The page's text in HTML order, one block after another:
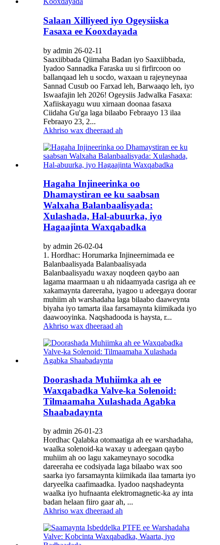
Salaan Xilliyeed iyo Ogeysiiska
Fasaxa ee Kooxdayada
by admin 26-02-11
Saaxiibbada Qiimaha Badan iyo Saaxiibbada,
Iyadoo Sannadka Faraska uu si firfircoon oo
ballanqaad leh u socdo, waxaan u rajeyneynaa
Sannad Cusub oo Farxad leh, Barwaaqo leh, iyo
Iswaafajin leh 2026! Ogeysiis Jadwalka Fasaxa:
Xafiiskayagu wuu xirnaan doonaa fasaxa
Ciidaha Gu'ga laga bilaabo Febraayo 13 ilaa
Febraayo 23, 2...
Akhriso wax dheeraad ah
Hagaha Injineerinka oo
Dhamaystiran ee ku saabsan
Walxaha Balanbaalisyada:
Xulashada, Hal-abuurka, iyo
Hagaajinta Waxqabadka
by admin 26-02-04
1. Hordhac: Horumarka Injineernimada ee
Balanbaalisyada Balanbaalisyada ​
Balanbaalisyadu waxay noqdeen qaybo aan
lagama maarmaan u ah nidaamyada casriga ah ee
xakamaynta dareeraha, iyagoo u adeegaya doorar
muhiim ah warshadaha laga bilaabo daaweynta
biyaha iyo tamarta ilaa farsamaynta kiimikada iyo
daawooyinka. Naqshadooda is haysta, r...
Akhriso wax dheeraad ah
Doorashada Muhiimka ah ee
Waxqabadka Valve-ka Solenoid:
Tilmaamaha Xulashada Agabka
Shaabadaynta
by admin 26-01-23
Hordhac​ Qalabka otomaatiga ah ee warshadaha,
waalka solenoid-ka waxay u adeegaan qaybo
muhiim ah oo lagu xakameynayo socodka
dareeraha ee codsiyada laga bilaabo wax soo
saarka iyo farsamaynta kiimikada ilaa tamarta iyo
daryeelka caafimaadka. Iyadoo naqshadeynta
waalka iyo hufnaanta elektromagnetic-ka ay inta
badan helaan fiiro gaar ah, ...
Akhriso wax dheeraad ah